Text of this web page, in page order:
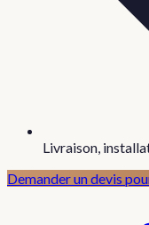
Livraison,
Demander un devis